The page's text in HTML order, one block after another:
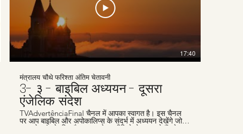
17:40
मंत्रालय चौथे फरिश्ता अंतिम चेतावनी
3- ३ - बाइबिल अध्ययन - दूसरा
एंजेलिक संदेश
TVAdvertênciaFinal चैनल में आपका स्वागत है। इस चैनल
पर आप बाइबिल और अपोकालिप्स के संदर्भ में अध्ययन देखेंगे जो
समय के अंत के लिए है। हम हफ्तेवार वीडियो पोस्ट करते हैं जो